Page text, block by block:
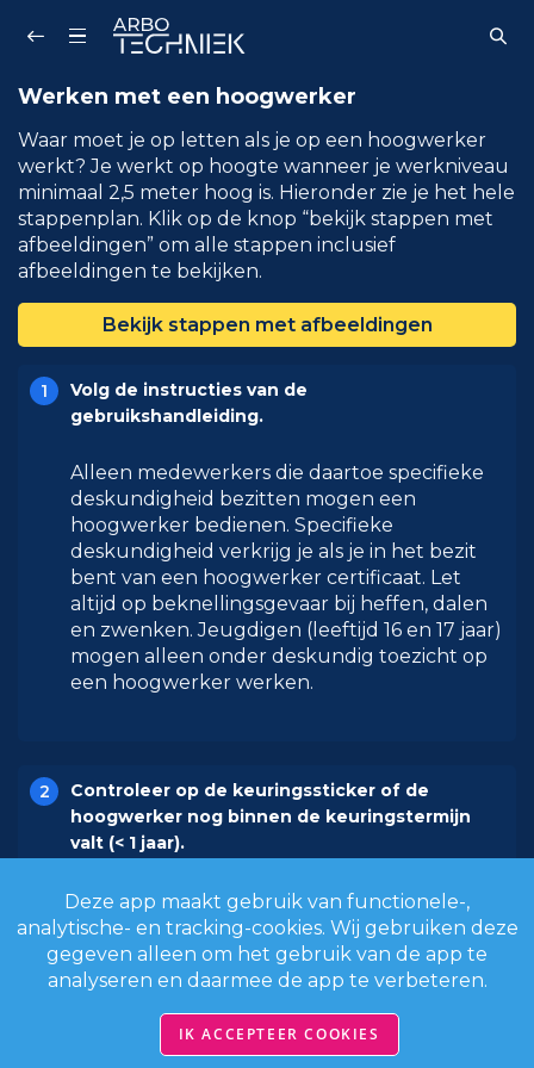
Zoeken...
Werken met een hoogwerker
Waar moet je op letten als je op een hoogwerker
werkt? Je werkt op hoogte wanneer je werkniveau
minimaal 2,5 meter hoog is. Hieronder zie je het hele
stappenplan. Klik op de knop “bekijk stappen met
afbeeldingen” om alle stappen inclusief
afbeeldingen te bekijken.
Bekijk stappen met afbeeldingen
Volg de instructies van de
gebruikshandleiding.
Alleen medewerkers die daartoe specifieke
deskundigheid bezitten mogen een
hoogwerker bedienen. Specifieke
deskundigheid verkrijg je als je in het bezit
bent van een hoogwerker certificaat. Let
altijd op beknellingsgevaar bij heffen, dalen
en zwenken. Jeugdigen (leeftijd 16 en 17 jaar)
mogen alleen onder deskundig toezicht op
een hoogwerker werken.
Controleer op de keuringssticker of de
hoogwerker nog binnen de keuringstermijn
valt (< 1 jaar).
Bepaal de (bodem)gesteldheid.
Zorg dat de ondergrond vrij is van putten,
Zorg dat de maximale belasting en het
Deze app maakt gebruik van functionele-,
analytische- en tracking-cookies. Wij gebruiken deze
gegeven alleen om het gebruik van de app te
analyseren en daarmee de app te verbeteren.
IK ACCEPTEER COOKIES